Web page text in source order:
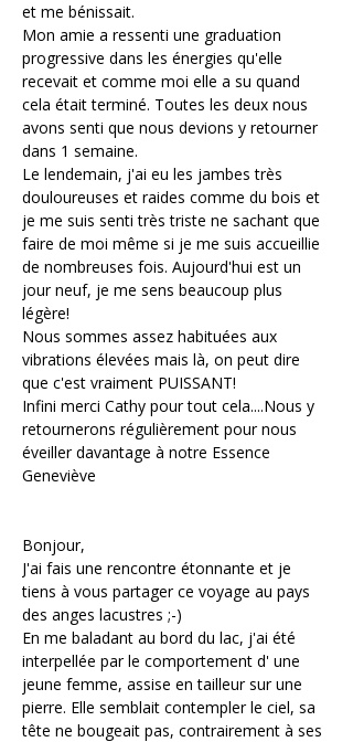
et me bénissait.
Mon amie a ressenti une graduation
progressive dans les énergies qu'elle
recevait et comme moi elle a su quand
cela était terminé. Toutes les deux nous
avons senti que nous devions y retourner
dans 1 semaine.
Le lendemain, j'ai eu les jambes très
douloureuses et raides comme du bois et
je me suis senti très triste ne sachant que
faire de moi même si je me suis accueillie
de nombreuses fois. Aujourd'hui est un
jour neuf, je me sens beaucoup plus
légère!
Nous sommes assez habituées aux
vibrations élevées mais là, on peut dire
que c'est vraiment PUISSANT!
Infini merci Cathy pour tout cela....Nous y
retournerons régulièrement pour nous
éveiller davantage à notre Essence
Geneviève
Bonjour,
J'ai fais une rencontre étonnante et je
tiens à vous partager ce voyage au pays
des anges lacustres ;-)
En me baladant au bord du lac, j'ai été
interpellée par le comportement d' une
jeune femme, assise en tailleur sur une
pierre. Elle semblait contempler le ciel, sa
tête ne bougeait pas, contrairement à ses